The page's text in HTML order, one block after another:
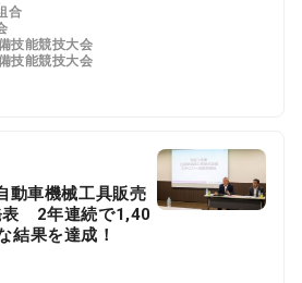
合
技能競技大会
技能競技大会
動車機械工具販売
表 2年連続で1,40
結果を達成！